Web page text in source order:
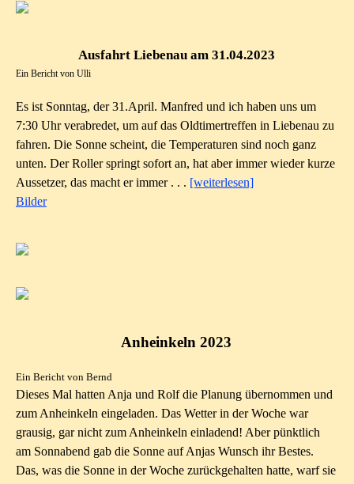
Ausfahrt Liebenau am 31.04.2023
Ein Bericht von Ulli
Es ist Sonntag, der 31.April. Manfred und ich haben uns um
7:30 Uhr verabredet, um auf das Oldtimertreffen in Liebenau zu
fahren. Die Sonne scheint, die Temperaturen sind noch ganz
unten. Der Roller springt sofort an, hat aber immer wieder kurze
Aussetzer, das macht er immer . . . [weiterlesen]
Bilder
Anheinkeln 2023
Ein Bericht von Bernd
Dieses Mal hatten Anja und Rolf die Planung übernommen und
zum Anheinkeln eingeladen. Das Wetter in der Woche war
grausig, gar nicht zum Anheinkeln einladend! Aber pünktlich
am Sonnabend gab die Sonne auf Anjas Wunsch ihr Bestes.
Das, was die Sonne in der Woche zurückgehalten hatte, warf sie